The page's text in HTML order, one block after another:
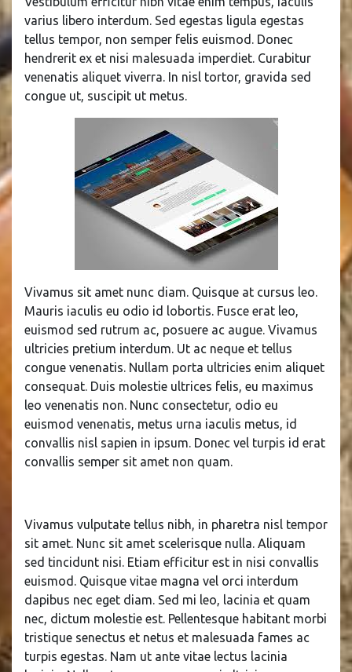
varius libero interdum. Sed egestas ligula egestas
tellus tempor, non semper felis euismod. Donec
hendrerit ex et nisi malesuada imperdiet. Curabitur
venenatis aliquet viverra. In nisl tortor, gravida sed
congue ut, suscipit ut metus.
Vivamus sit amet nunc diam. Quisque at cursus leo.
Mauris iaculis eu odio id lobortis. Fusce erat leo,
euismod sed rutrum ac, posuere ac augue. Vivamus
ultricies pretium interdum. Ut ac neque et tellus
congue venenatis. Nullam porta ultricies enim aliquet
consequat. Duis molestie ultrices felis, eu maximus
leo venenatis non. Nunc consectetur, odio eu
euismod venenatis, metus urna iaculis metus, id
convallis nisl sapien in ipsum. Donec vel turpis id erat
convallis semper sit amet non quam.
Vivamus vulputate tellus nibh, in pharetra nisl tempor
sit amet. Nunc sit amet scelerisque nulla. Aliquam
sed tincidunt nisi. Etiam efficitur est in nisi convallis
euismod. Quisque vitae magna vel orci interdum
dapibus nec eget diam. Sed mi leo, lacinia et quam
nec, dictum molestie est. Pellentesque habitant morbi
tristique senectus et netus et malesuada fames ac
turpis egestas. Nam ut ante vitae lectus lacinia